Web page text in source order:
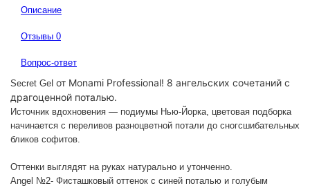
Описание
Отзывы 0
Вопрос-ответ
Secret Gel от Monami Professional! 8 ангельских сочетаний с
драгоценной поталью.
Источник вдохновения — подиумы Нью-Йорка, цветовая подборка
начинается с переливов разноцветной потали до сногсшибательных
бликов софитов.
Оттенки выглядят на руках натурально и утонченно.
Angel №2- Фисташковый оттенок с синей поталью и голубым